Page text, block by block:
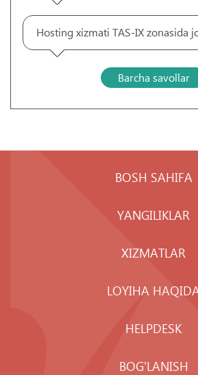
Hosting xizmati TAS-IX zonasida
Barcha savollar
BOSH SAHIFA
YANGILIKLAR
XIZMATLAR
LOYIHA
HELPDESK
BOG'LANISH